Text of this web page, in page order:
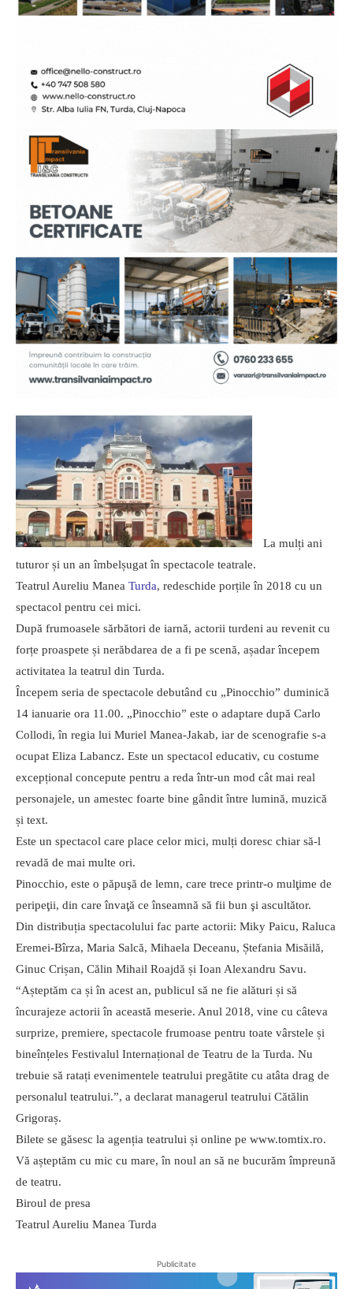
La mulți ani
tuturor și un an îmbelșugat în spectacole teatrale.
Teatrul Aureliu Manea Turda, redeschide porțile în 2018 cu un
spectacol pentru cei mici.
După frumoasele sărbători de iarnă, actorii turdeni au revenit cu
forțe proaspete și nerăbdarea de a fi pe scenă, așadar începem
activitatea la teatrul din Turda.
Începem seria de spectacole debutând cu „Pinocchio” duminică
14 ianuarie ora 11.00. „Pinocchio” este o adaptare după Carlo
Collodi, în regia lui Muriel Manea-Jakab, iar de scenografie s-a
ocupat Eliza Labancz. Este un spectacol educativ, cu costume
excepțional concepute pentru a reda într-un mod cât mai real
personajele, un amestec foarte bine gândit între lumină, muzică
și text.
Este un spectacol care place celor mici, mulți doresc chiar să-l
revadă de mai multe ori.
Pinocchio, este o păpuşă de lemn, care trece printr-o mulţime de
peripeţii, din care învaţă ce înseamnă să fii bun şi ascultător.
Din distribuția spectacolului fac parte actorii: Miky Paicu, Raluca
Eremei-Bîrza, Maria Salcă, Mihaela Deceanu, Ștefania Misăilă,
Ginuc Crișan, Călin Mihail Roajdă și Ioan Alexandru Savu.
“Așteptăm ca și în acest an, publicul să ne fie alături și să
încurajeze actorii în această meserie. Anul 2018, vine cu câteva
surprize, premiere, spectacole frumoase pentru toate vârstele și
bineînțeles Festivalul Internațional de Teatru de la Turda. Nu
trebuie să ratați evenimentele teatrului pregătite cu atâta drag de
personalul teatrului.”, a declarat managerul teatrului Cătălin
Grigoraș.
Bilete se găsesc la agenția teatrului și online pe www.tomtix.ro.
Vă așteptăm cu mic cu mare, în noul an să ne bucurăm împreună
de teatru.
Biroul de presa
Teatrul Aureliu Manea Turda
Publicitate